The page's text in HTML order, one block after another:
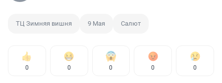
ТЦ Зимняя вишня 9 Мая Салют
0 0 0 0 0